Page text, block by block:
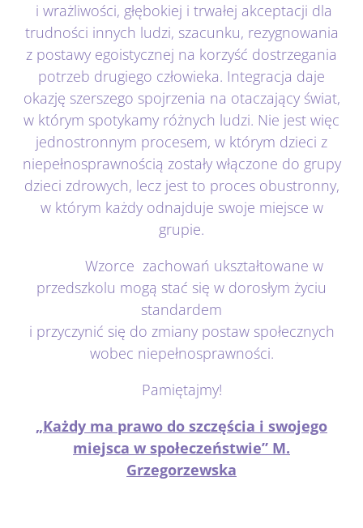
i wrażliwości, głębokiej i trwałej akceptacji dla
trudności innych ludzi, szacunku, rezygnowania
z postawy egoistycznej na korzyść dostrzegania
potrzeb drugiego człowieka. Integracja daje
okazję szerszego spojrzenia na otaczający świat,
w którym spotykamy różnych ludzi. Nie jest więc
jednostronnym procesem, w którym dzieci z
niepełnosprawnością zostały włączone do grupy
dzieci zdrowych, lecz jest to proces obustronny,
w którym każdy odnajduje swoje miejsce w
grupie.
Wzorce zachowań ukształtowane w
przedszkolu mogą stać się w dorosłym życiu
standardem
i przyczynić się do zmiany postaw społecznych
wobec niepełnosprawności.
Pamiętajmy!
„Każdy ma prawo do szczęścia i swojego
miejsca w społeczeństwie” M.
Grzegorzewska